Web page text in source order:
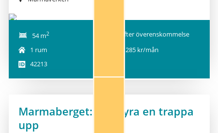
54 m2
Efter överenskommelse
1 rum
5 285 kr/mån
42213
Marmaberget: Stor fyra en trappa
upp